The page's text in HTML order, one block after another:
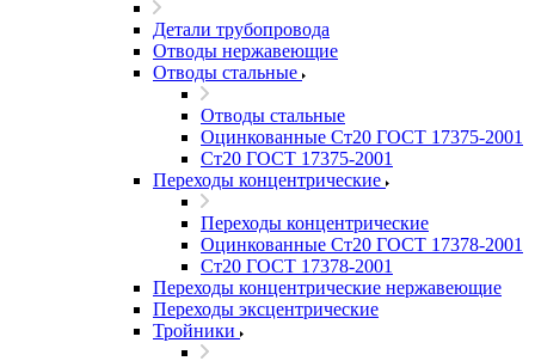
Детали трубопровода
Отводы нержавеющие
Отводы стальные
Отводы стальные
Оцинкованные Ст20 ГОСТ 17375-2001
Ст20 ГОСТ 17375-2001
Переходы концентрические
Переходы концентрические
Оцинкованные Ст20 ГОСТ 17378-2001
Ст20 ГОСТ 17378-2001
Переходы концентрические нержавеющие
Переходы эксцентрические
Тройники